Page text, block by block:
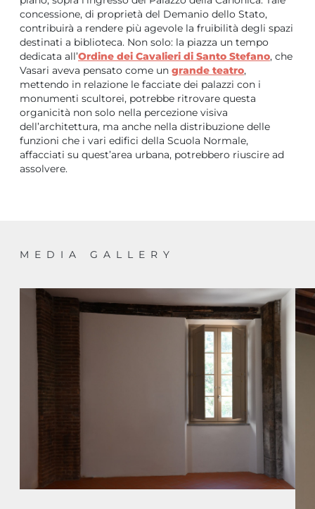
concessione, di proprietà del Demanio dello Stato,
contribuirà a rendere più agevole la fruibilità degli spazi
destinati a biblioteca. Non solo: la piazza un tempo
dedicata all’Ordine dei Cavalieri di Santo Stefano, che
Vasari aveva pensato come un grande teatro,
mettendo in relazione le facciate dei palazzi con i
monumenti scultorei, potrebbe ritrovare questa
organicità non solo nella percezione visiva
dell’architettura, ma anche nella distribuzione delle
funzioni che i vari edifici della Scuola Normale,
affacciati su quest’area urbana, potrebbero riuscire ad
assolvere.
MEDIA GALLERY